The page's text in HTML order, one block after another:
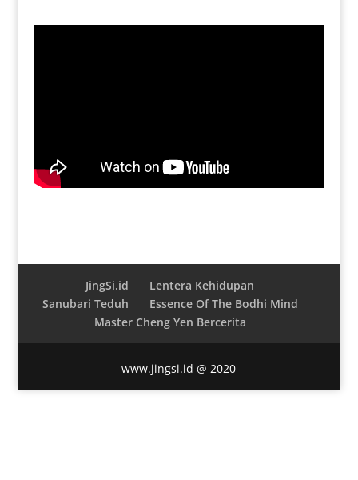
JingSi.id
Lentera Kehidupan
Sanubari Teduh
Essence Of The Bodhi Mind
Master Cheng Yen Bercerita
www.jingsi.id @ 2020